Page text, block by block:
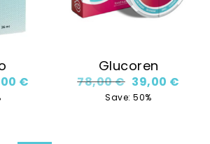
price was: 78,00 €.
€ Current price is: 39,00 €.
Glucoren
78,00€ Original
39,00 €
Save: 50%